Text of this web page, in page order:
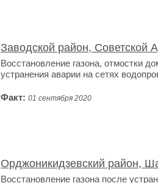
Заводской район, Советской
Восстановление газона, отмостки
устранения аварии на сетях
Факт: 01 сентября 2020
Орджоникидзевский район,
Восстановление газона после